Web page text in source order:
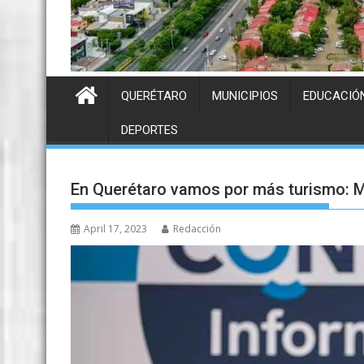
QUERÉTARO MUNICIPIOS
DEPORTES
En Querétaro vamos por más turismo:
April 17, 2023 Redacción